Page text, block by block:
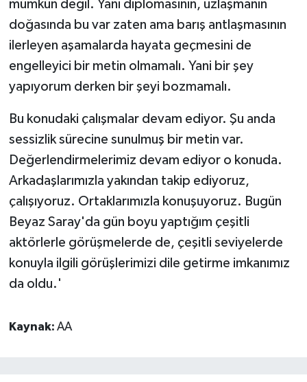
mümkün değil. Yani diplomasinin, uzlaşmanın
doğasında bu var zaten ama barış antlaşmasının
ilerleyen aşamalarda hayata geçmesini de
engelleyici bir metin olmamalı. Yani bir şey
yapıyorum derken bir şeyi bozmamalı.
Bu konudaki çalışmalar devam ediyor. Şu anda
sessizlik sürecine sunulmuş bir metin var.
Değerlendirmelerimiz devam ediyor o konuda.
Arkadaşlarımızla yakından takip ediyoruz,
çalışıyoruz. Ortaklarımızla konuşuyoruz. Bugün
Beyaz Saray'da gün boyu yaptığım çeşitli
aktörlerle görüşmelerde de, çeşitli seviyelerde
konuyla ilgili görüşlerimizi dile getirme imkanımız
da oldu.'
Kaynak: AA